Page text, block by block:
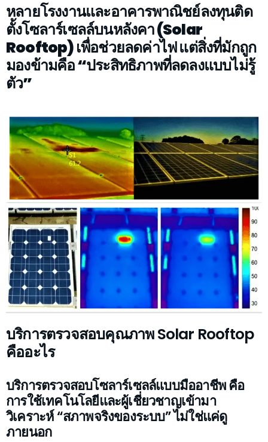
หลายโรงงานและอาคารพาณิชย์ลงทุนติด
ตั้งโซลาร์เซลล์บนหลังคา (Solar
Rooftop) เพื่อช่วยลดค่าไฟ แต่สิ่งที่มักถูก
มองข้ามคือ “ประสิทธิภาพที่ลดลงแบบไม่รู้
ตัว”
บริการตรวจสอบคุณภาพ Solar Rooftop
คืออะไร
บริการตรวจสอบโซลาร์เซลล์แบบมืออาชีพ คือ
การใช้เทคโนโลยีและผู้เชี่ยวชาญเข้ามา
วิเคราะห์ “สภาพจริงของระบบ” ไม่ใช่แค่ดู
ภายนอก